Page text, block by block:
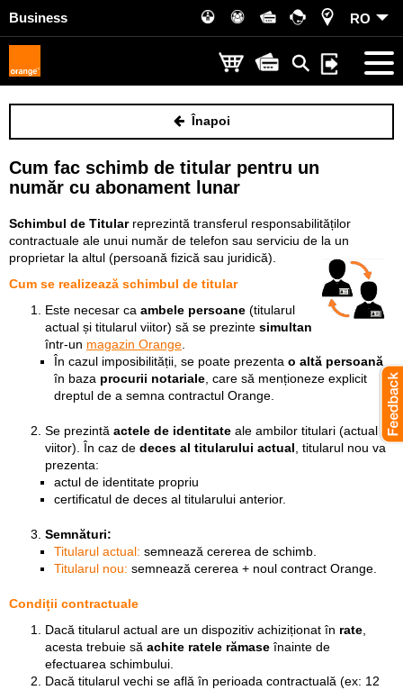
Business RO
Înapoi
Cum fac schimb de titular pentru un
număr cu abonament lunar
Schimbul de Titular reprezintă transferul responsabilităților
contractuale ale unui număr de telefon sau serviciu de la un
proprietar la altul (persoană fizică sau juridică).
Cum se realizează schimbul de titular
Este necesar ca ambele persoane (titularul
actual și titularul viitor) să se prezinte simultan
într-un magazin Orange
În cazul imposibilității, se poate prezenta o altă persoană
în baza procurii notariale , care să menționeze explicit
dreptul de a semna contractul Orange.
Se prezintă actele de identitate ale ambilor titulari (actual și
viitor). În caz de deces al titularului actual , titularul nou va
prezenta:
actul de identitate propriu
certificatul de deces al titularului anterior.
Semnături:
Titularul actual: semnează cererea de schimb.
Titularul nou: semnează cererea + noul contract Orange.
Condiții contractuale
Dacă titularul actual are un dispozitiv achiziționat în rate
acesta trebuie să achite ratele rămaseînainte de
efectuarea schimbului.
Dacă titularul vechi se află în perioada contractuală (ex: 12